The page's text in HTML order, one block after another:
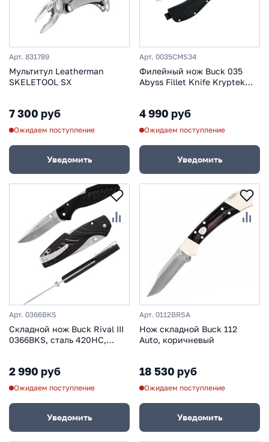
Арт. 831789
Мультитул Leatherman
SKELETOOL SX
7 300 руб
Ожидаем поступление
Уведомить
Арт. 0035CMS34
Филейный нож Buck 035
Abyss Fillet Knife Kryptek
пластик
4 990 руб
Ожидаем поступление
Уведомить
Арт. 0366BKS
Складной нож Buck Rival III
0366BKS, сталь 420HC,
2 990 руб
Ожидаем поступление
Уведомить
Арт. 0112BRSA
Нож складной Buck 112
Auto, коричневый
18 530 руб
Ожидаем поступление
Уведомить